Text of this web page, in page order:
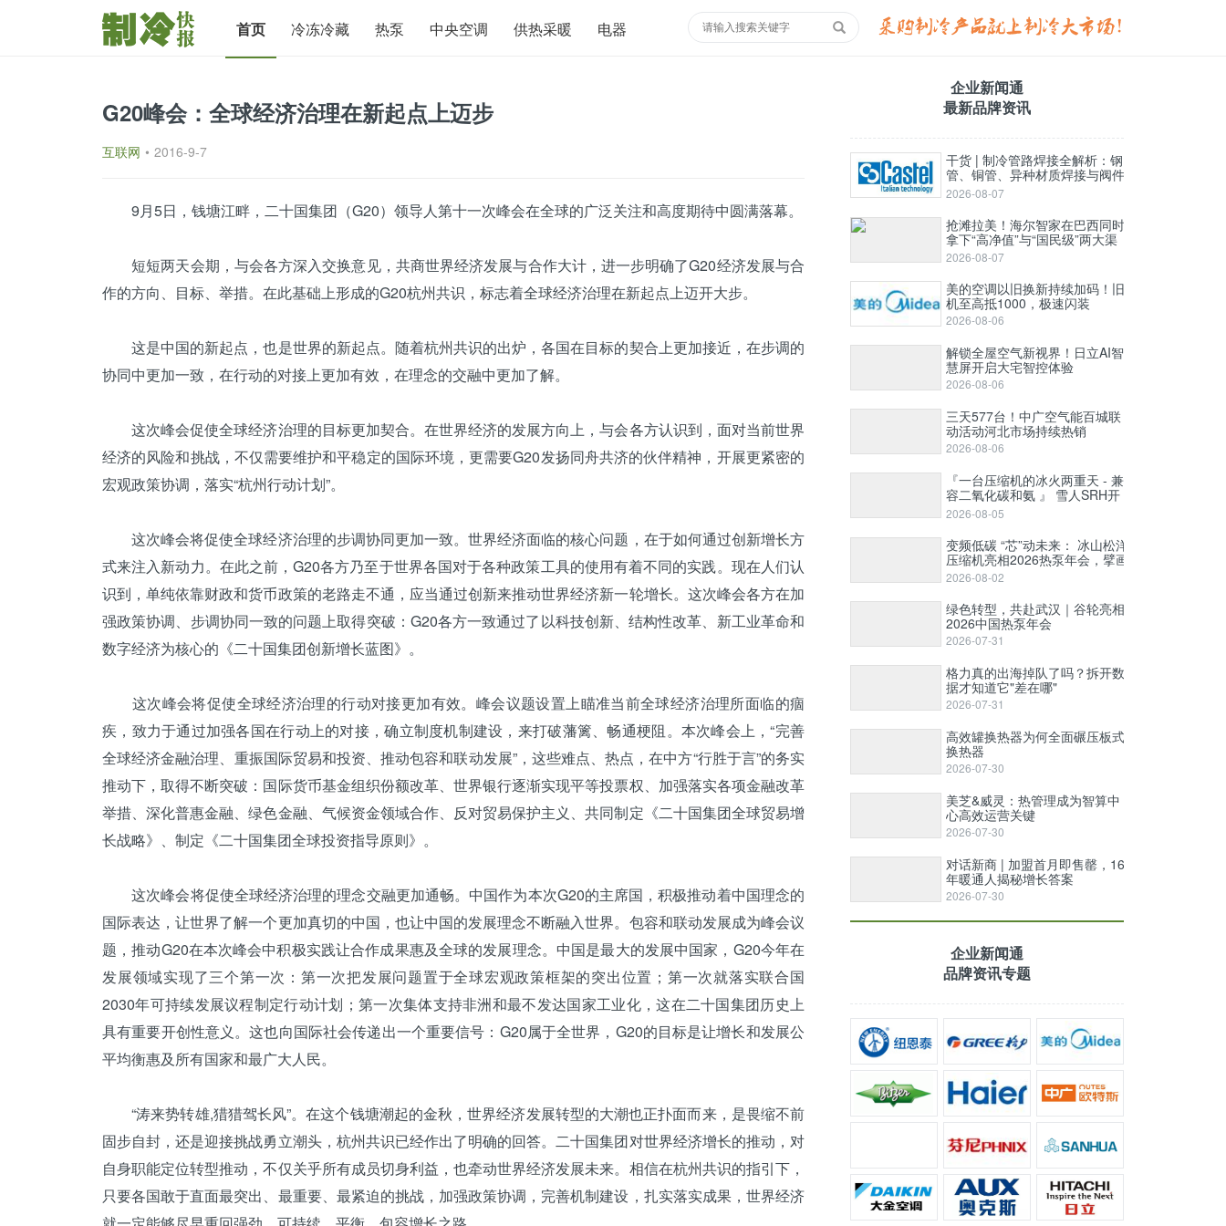
首页 冷冻冷藏 热泵 中央空调 供热采暖 电器
G20峰会：全球经济治理在新起点上迈步
互联网 • 2016-9-7
9月5日，钱塘江畔，二十国集团（G20）领导人第十一次峰会在全球的广泛关注和高度期待中圆满落幕。
短短两天会期，与会各方深入交换意见，共商世界经济发展与合作大计，进一步明确了G20经济发展与合
作的方向、目标、举措。在此基础上形成的G20杭州共识，标志着全球经济治理在新起点上迈开大步。
这是中国的新起点，也是世界的新起点。随着杭州共识的出炉，各国在目标的契合上更加接近，在步调的
协同中更加一致，在行动的对接上更加有效，在理念的交融中更加了解。
这次峰会促使全球经济治理的目标更加契合。在世界经济的发展方向上，与会各方认识到，面对当前世界
经济的风险和挑战，不仅需要维护和平稳定的国际环境，更需要G20发扬同舟共济的伙伴精神，开展更紧密的
宏观政策协调，落实“杭州行动计划”。
这次峰会将促使全球经济治理的步调协同更加一致。世界经济面临的核心问题，在于如何通过创新增长方
式来注入新动力。在此之前，G20各方乃至于世界各国对于各种政策工具的使用有着不同的实践。现在人们认
识到，单纯依靠财政和货币政策的老路走不通，应当通过创新来推动世界经济新一轮增长。这次峰会各方在加
强政策协调、步调协同一致的问题上取得突破：G20各方一致通过了以科技创新、结构性改革、新工业革命和
数字经济为核心的《二十国集团创新增长蓝图》。
这次峰会将促使全球经济治理的行动对接更加有效。峰会议题设置上瞄准当前全球经济治理所面临的痼
疾，致力于通过加强各国在行动上的对接，确立制度机制建设，来打破藩篱、畅通梗阻。本次峰会上，“完善
全球经济金融治理、重振国际贸易和投资、推动包容和联动发展”，这些难点、热点，在中方“行胜于言”的务实
推动下，取得不断突破：国际货币基金组织份额改革、世界银行逐渐实现平等投票权、加强落实各项金融改革
举措、深化普惠金融、绿色金融、气候资金领域合作、反对贸易保护主义、共同制定《二十国集团全球贸易增
长战略》、制定《二十国集团全球投资指导原则》。
这次峰会将促使全球经济治理的理念交融更加通畅。中国作为本次G20的主席国，积极推动着中国理念的
国际表达，让世界了解一个更加真切的中国，也让中国的发展理念不断融入世界。包容和联动发展成为峰会议
题，推动G20在本次峰会中积极实践让合作成果惠及全球的发展理念。中国是最大的发展中国家，G20今年在
发展领域实现了三个第一次：第一次把发展问题置于全球宏观政策框架的突出位置；第一次就落实联合国
2030年可持续发展议程制定行动计划；第一次集体支持非洲和最不发达国家工业化，这在二十国集团历史上
具有重要开创性意义。这也向国际社会传递出一个重要信号：G20属于全世界，G20的目标是让增长和发展公
平均衡惠及所有国家和最广大人民。
“涛来势转雄,猎猎驾长风”。在这个钱塘潮起的金秋，世界经济发展转型的大潮也正扑面而来，是畏缩不前
固步自封，还是迎接挑战勇立潮头，杭州共识已经作出了明确的回答。二十国集团对世界经济增长的推动，对
自身职能定位转型推动，不仅关乎所有成员切身利益，也牵动世界经济发展未来。相信在杭州共识的指引下，
只要各国敢于直面最突出、最重要、最紧迫的挑战，加强政策协调，完善机制建设，扎实落实成果，世界经济
企业新闻通
最新品牌资讯
干货 | 制冷管路焊接全解析：钢
管、铜管、异种材质焊接与阀件
选择攻略
2026-08-07
抢滩拉美！海尔智家在巴西同时
拿下“高净值”与“国民级”两大渠
道
2026-08-07
美的空调以旧换新持续加码！旧
机至高抵1000，极速闪装
2026-08-06
解锁全屋空气新视界！日立AI智
慧屏开启大宅智控体验
2026-08-06
三天577台！中广空气能百城联
动活动河北市场持续热销
2026-08-06
『一台压缩机的冰火两重天 - 兼
容二氧化碳和氨 』 雪人SRH开
启式高压螺杆压缩机
2026-08-05
变频低碳 “芯”动未来： 冰山松洋
压缩机亮相2026热泵年会，擘画
工业高温与极寒采暖新图景
2026-08-02
绿色转型，共赴武汉｜谷轮亮相
2026中国热泵年会
2026-07-31
格力真的出海掉队了吗？拆开数
据才知道它"差在哪"
2026-07-31
高效罐换热器为何全面碾压板式
换热器
2026-07-30
美芝&威灵：热管理成为智算中
心高效运营关键
2026-07-30
对话新商 | 加盟首月即售罄，16
年暖通人揭秘增长答案
2026-07-30
企业新闻通
品牌资讯专题